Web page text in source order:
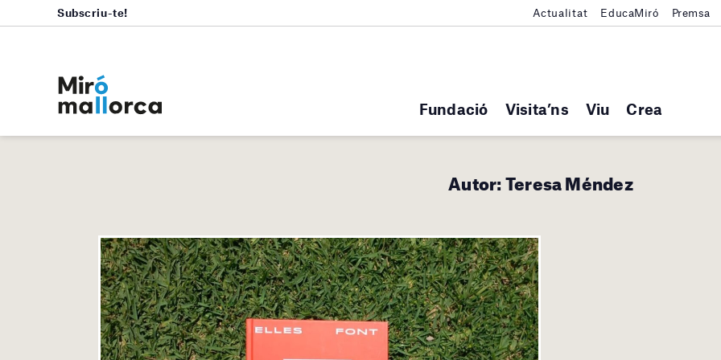
Fundació Visita’ns Viu Crea
Subscriu-te! Actualitat EducaMiró Premsa
Autor:Teresa Méndez